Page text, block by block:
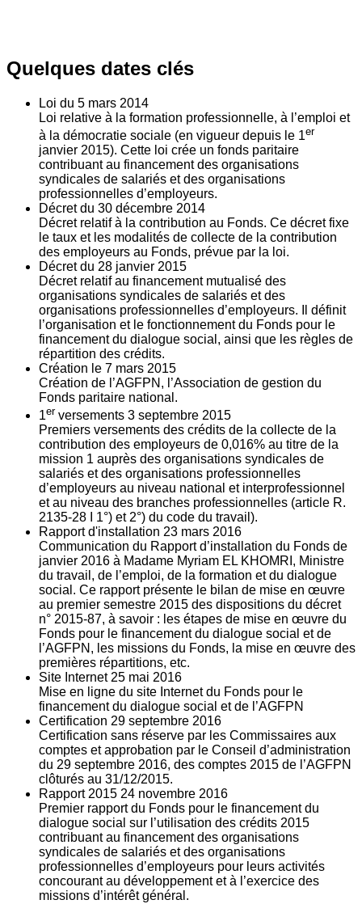
Quelques dates clés
Loi du 5 mars 2014
Loi relative à la formation professionnelle, à l’emploi et
à la démocratie sociale (en vigueur depuis le 1er
janvier 2015). Cette loi crée un fonds paritaire
contribuant au financement des organisations
syndicales de salariés et des organisations
professionnelles d’employeurs.
Décret du 30 décembre 2014
Décret relatif à la contribution au Fonds. Ce décret fixe
le taux et les modalités de collecte de la contribution
des employeurs au Fonds, prévue par la loi.
Décret du 28 janvier 2015
Décret relatif au financement mutualisé des
organisations syndicales de salariés et des
organisations professionnelles d’employeurs. Il définit
l’organisation et le fonctionnement du Fonds pour le
financement du dialogue social, ainsi que les règles de
répartition des crédits.
Création le 7 mars 2015
Création de l’AGFPN, l’Association de gestion du
Fonds paritaire national.
1er versements 3 septembre 2015
Premiers versements des crédits de la collecte de la
contribution des employeurs de 0,016% au titre de la
mission 1 auprès des organisations syndicales de
salariés et des organisations professionnelles
d’employeurs au niveau national et interprofessionnel
et au niveau des branches professionnelles (article R.
2135‐28 I 1°) et 2°) du code du travail).
Rapport d'installation 23 mars 2016
Communication du Rapport d’installation du Fonds de
janvier 2016 à Madame Myriam EL KHOMRI, Ministre
du travail, de l’emploi, de la formation et du dialogue
social. Ce rapport présente le bilan de mise en œuvre
au premier semestre 2015 des dispositions du décret
n° 2015-87, à savoir : les étapes de mise en œuvre du
Fonds pour le financement du dialogue social et de
l’AGFPN, les missions du Fonds, la mise en œuvre des
premières répartitions, etc.
Site Internet 25 mai 2016
Mise en ligne du site Internet du Fonds pour le
financement du dialogue social et de l’AGFPN
Certification 29 septembre 2016
Certification sans réserve par les Commissaires aux
comptes et approbation par le Conseil d’administration
du 29 septembre 2016, des comptes 2015 de l’AGFPN
clôturés au 31/12/2015.
Rapport 2015 24 novembre 2016
Premier rapport du Fonds pour le financement du
dialogue social sur l’utilisation des crédits 2015
contribuant au financement des organisations
syndicales de salariés et des organisations
professionnelles d’employeurs pour leurs activités
concourant au développement et à l’exercice des
missions d’intérêt général.